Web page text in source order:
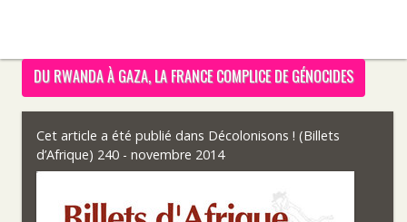
DU RWANDA À GAZA, LA FRANCE COMPLICE DE GÉNOCIDES
Cet article a été publié dans Décolonisons ! (Billets
d’Afrique) 240 - novembre 2014